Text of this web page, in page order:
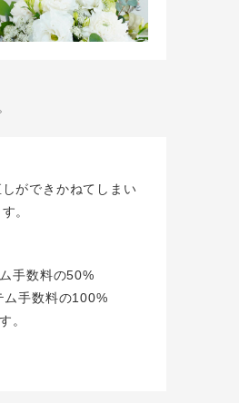
ができかねてしまい
。
手数料の50%
ム手数料の100%
。